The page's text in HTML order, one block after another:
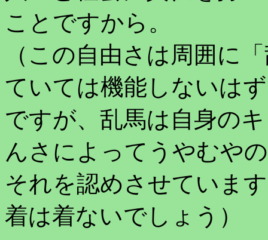
ことですから。
（この自由さは周囲に
ていては機能しないはず
ですが、乱馬は自身の
んさによってうやむや
それを認めさせていま
着は着ないでしょう）